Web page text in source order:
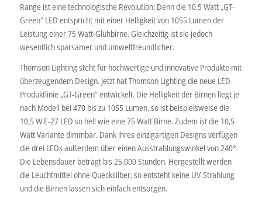
Range ist eine technologische Revolution: Denn die 10,5 Watt „GT-
Green“ LED entspricht mit einer Helligkeit von 1055 Lumen der
Leistung einer 75 Watt-Glühbirne. Gleichzeitig ist sie jedoch
wesentlich sparsamer und umweltfreundlicher.
Thomson Lighting steht für hochwertige und innovative Produkte mit
überzeugendem Design. Jetzt hat Thomson Lighting die neue LED-
Produktlinie „GT-Green“ entwickelt. Die Helligkeit der Birnen liegt je
nach Modell bei 470 bis zu 1055 Lumen, so ist beispielsweise die
10,5 W E-27 LED so hell wie eine 75 Watt Birne. Zudem ist die 10,5
Watt Variante dimmbar. Dank ihres einzigartigen Designs verfügen
die drei LEDs außerdem über einen Ausstrahlungswinkel von 240°.
Die Lebensdauer beträgt bis 25.000 Stunden. Hergestellt werden
die Leuchtmittel ohne Quecksilber, so entsteht keine UV-Strahlung
und die Birnen lassen sich einfach entsorgen.